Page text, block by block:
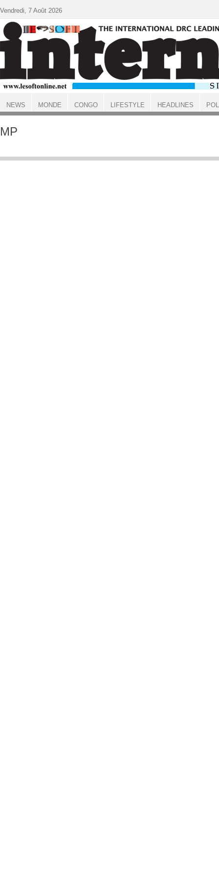
ACCUEIL
MP
Vendredi, 7 Août 2026
NEWS MONDE CONGO LIFESTYLE HEADLINES